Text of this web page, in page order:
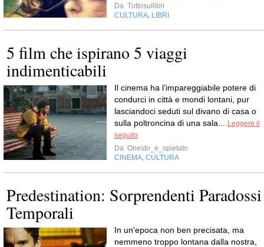
Da Tuttosuilibri
CULTURA LIBRI
5 film che ispirano 5 viaggi
indimenticabili
Il cinema ha l’impareggiabile potere di
condurci in città e mondi lontani, pur
lasciandoci seduti sul divano di casa o
sulla poltroncina di una sala...
Leggere il
seguito
Da Onesto_e_spietato
CINEMA CULTURA
Predestination: Sorprendenti Paradossi
Temporali
In un'epoca non ben precisata, ma
nemmeno troppo lontana dalla nostra,